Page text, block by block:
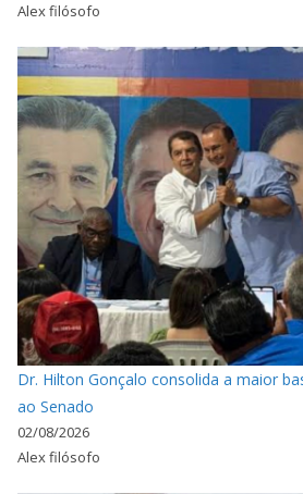
Alex filósofo
Dr. Hilton Gonçalo consolida a maior
ao Senado
02/08/2026
Alex filósofo